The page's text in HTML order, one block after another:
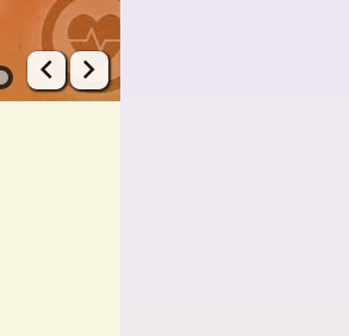
上一张幻灯片
下一张幻灯片